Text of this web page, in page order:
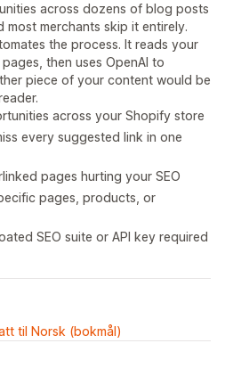
across dozens of blog posts
most merchants skip it entirely.
the process. It reads your
then uses OpenAI to
piece of your content would be
across your Shopify store
every suggested link in one
pages hurting your SEO
pages, products, or
SEO suite or API key required
til Norsk (bokmål)